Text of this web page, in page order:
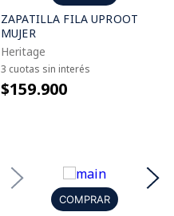
ZAPATILLA FILA UPROOT
MUJER
Heritage
3 cuotas sin interés
$159.900
COMPRAR